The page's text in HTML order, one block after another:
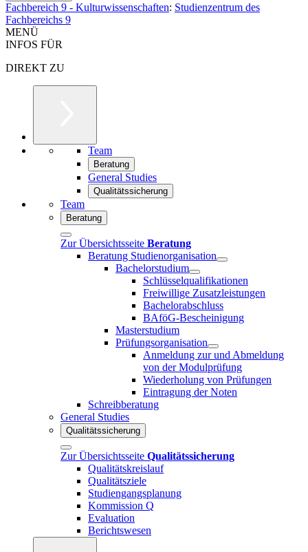
Fachbereich 9 - Kulturwissenschaften: Studienzentrum des
Fachbereichs 9
MENÜ
INFOS FÜR
DIREKT ZU
Team
Beratung
General Studies
Qualitätssicherung
Team
Beratung
Zur Übersichtsseite Beratung
Beratung Studienorganisation
Bachelorstudium
Schlüsselqualifikationen
Freiwillige Zusatzleistungen
Bachelorabschluss
BAföG-Bescheinigung
Masterstudium
Prüfungsorganisation
Anmeldung zur und Abmeldung
von der Modulprüfung
Wiederholung von Prüfungen
Eintragung der Noten
Schreibberatung
General Studies
Qualitätssicherung
Zur Übersichtsseite Qualitätssicherung
Qualitätskreislauf
Qualitätsziele
Studiengangsplanung
Kommission Q
Evaluation
Berichtswesen